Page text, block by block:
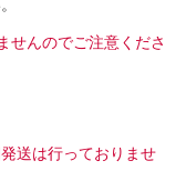
せんのでご注意くださ
送は行っておりませ